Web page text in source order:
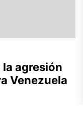
agresión
Venezuela